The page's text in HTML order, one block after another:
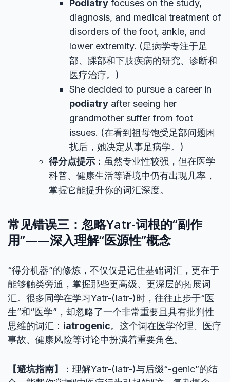
Podiatry focuses on the study,
diagnosis, and medical treatment of
disorders of the foot, ankle, and
lower extremity. (足病学专注于足
部、踝部和下肢疾病的研究、诊断和
医疗治疗。)
She decided to pursue a career in
podiatry after seeing her
grandmother suffer from foot
issues. (在看到祖母饱受足部问题困
扰后，她决定从事足病学。)
得分点提示 ：虽然专业性较强，但在医学
科普、健康生活等语境中仍有出现几率，
掌握它能提升你的词汇深度。
常见错误三：忽略Yatr-词根的“副作
用”——深入理解“医源性”概念
“得分机器”的修炼，不仅仅是记住基础词汇，更在于
能够触类旁通，掌握那些更高级、更深层的拓展词
汇。很多同学在学习Yatr-(Iatr-)时，往往止步于“医
生”和“医学”，却忽略了一个非常重要且具有批判性
思维的词汇： iatrogenic。这个词在医学伦理、医疗
事故、健康风险等讨论中扮演着重要角色。
【避坑指南】
：理解Yatr-(Iatr-)与后缀“-genic”的结